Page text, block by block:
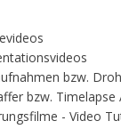
bzw.
bzw. Timelapse
- Video